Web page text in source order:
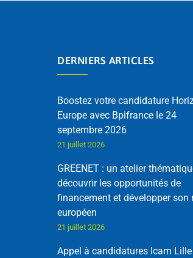
DERNIERS ARTICLES
Boostez votre candidature
Europe avec Bpifrance le 24
septembre 2026
21 juillet 2026
GREENET : un atelier
découvrir les opportunités de
financement et développer son
européen
21 juillet 2026
Appel à candidatures Icam Lille